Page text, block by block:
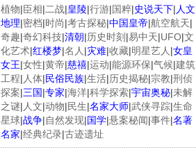
植物|臣相|二战|皇陵|行游|国粹|史说天下| 人文
地理|密档|时尚|考古探秘|中国皇帝|航空航天|
奇趣|奇幻科技|清朝|历史时刻 |易中天|UFO|文
化艺术|红楼梦|名人 |灾难|收藏|明星艺人 |女皇
女王|女性|黄帝|慈禧|运动|能源环保|气候|建筑
工程| 人体|民俗民族|生活|历史揭秘|宗教|刑侦
探案|三国|专家|海洋|科学探索|宇宙奥秘|未解
之谜| 人文|动物|民生|名家大师|武侠寻踪|生命
星球|战争|自然发现|国学|悬案秘闻|事件|名著
名家|经典纪录|古迹遗址